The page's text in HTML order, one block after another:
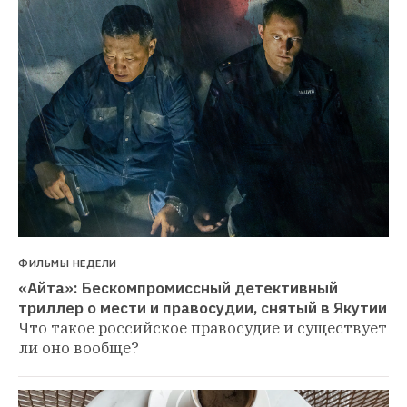
ФИЛЬМЫ НЕДЕЛИ
«Айта»: Бескомпромиссный детективный
триллер о мести и правосудии, снятый в Якутии
Что такое российское правосудие и существует
ли оно вообще?